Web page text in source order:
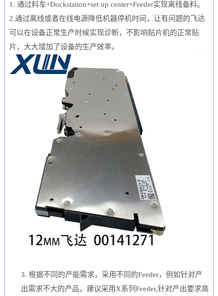
1. 通过料车+Dockstation+set up center+Feeder实现离线备料。
2.通过离线或者在线电源降低机器停机时间，让有问题的飞达
可以在设备正常生产时候实现诊断，不影响贴片机的正常贴
片，大大增加了设备的生产效率。
3. 根据不同的产能需求，采用不同的Feeder，例如针对产
出需求不大的产品，建议采用X系列 Feeder,针对产出要求高